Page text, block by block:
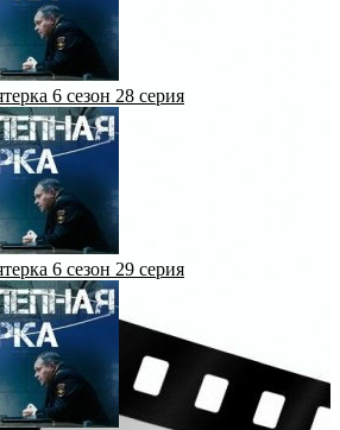
6 сезон 28 серия
6 сезон 29 серия